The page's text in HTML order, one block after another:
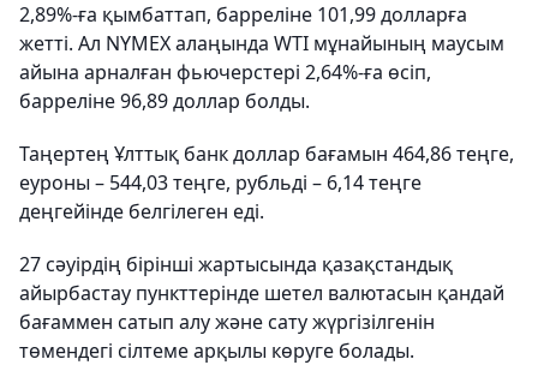
2,89%-ға қымбаттап, барреліне 101,99 долларға
жетті. Ал NYMEX алаңында WTI мұнайының маусым
айына арналған фьючерстері 2,64%-ға өсіп,
барреліне 96,89 доллар болды.
Таңертең Ұлттық банк доллар бағамын 464,86 теңге,
еуроны – 544,03 теңге, рубльді – 6,14 теңге
деңгейінде белгілеген еді.
27 сәуірдің бірінші жартысында қазақстандық
айырбастау пункттерінде шетел валютасын қандай
бағаммен сатып алу және сату жүргізілгенін
төмендегі сілтеме арқылы көруге болады.